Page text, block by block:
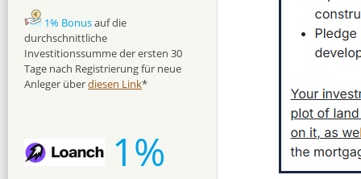
1% Bonusauf die
durchschnittliche
Investitionssumme der ersten 30
Tage nach Registrierung für neue
Anleger überdiesen Link*
1%